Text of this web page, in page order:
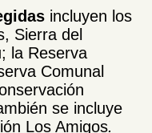
incluyen los
Sierra del
la Reserva
Comunal
se incluye
Los Amigos.